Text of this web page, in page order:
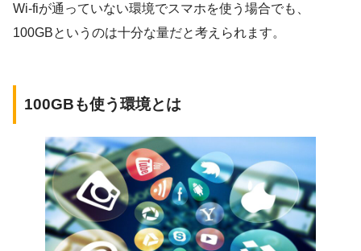
Wi-fiが通っていない環境でスマホを使う場合でも、
100GBというのは十分な量だと考えられます。
100GBも使う環境とは